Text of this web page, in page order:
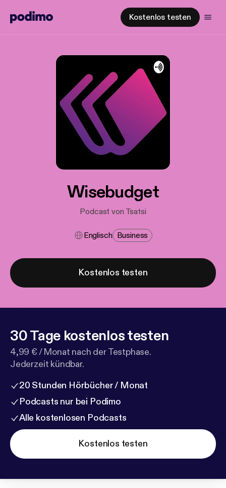
Kostenlos testen
Wisebudget
Podcast von Tsatsi
Englisch Business
Kostenlos testen
30 Tage kostenlos testen
4,99 € / Monat nach der Testphase.
Jederzeit kündbar.
20 Stunden Hörbücher / Monat
Podcasts nur bei Podimo
Alle kostenlosen Podcasts
Kostenlos testen